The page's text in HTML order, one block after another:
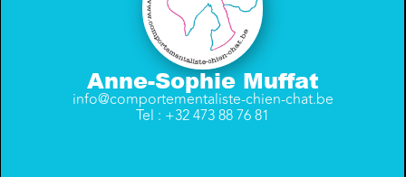
Anne-Sophie Muffat
info@comportementaliste-chien-chat.be
Tel : +32 473 88 76 81